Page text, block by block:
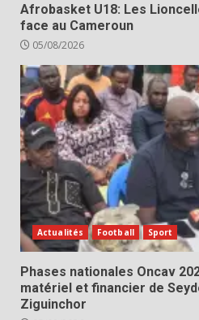
Afrobasket U18: Les
face au Cameroun
05/08/2026
Actualités Football Sport
Phases nationales Oncav
matériel et financier de
Ziguinchor